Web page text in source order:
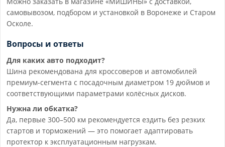
самовывозом, подбором и установкой в Воронеже и Старом
Осколе.
Вопросы и ответы
Для каких авто подходит?
Шина рекомендована для кроссоверов и автомобилей
премиум-сегмента с посадочным диаметром 19 дюймов и
соответствующими параметрами колёсных дисков.
Нужна ли обкатка?
Да, первые 300–500 км рекомендуется ездить без резких
стартов и торможений — это помогает адаптировать
протектор к эксплуатационным нагрузкам.